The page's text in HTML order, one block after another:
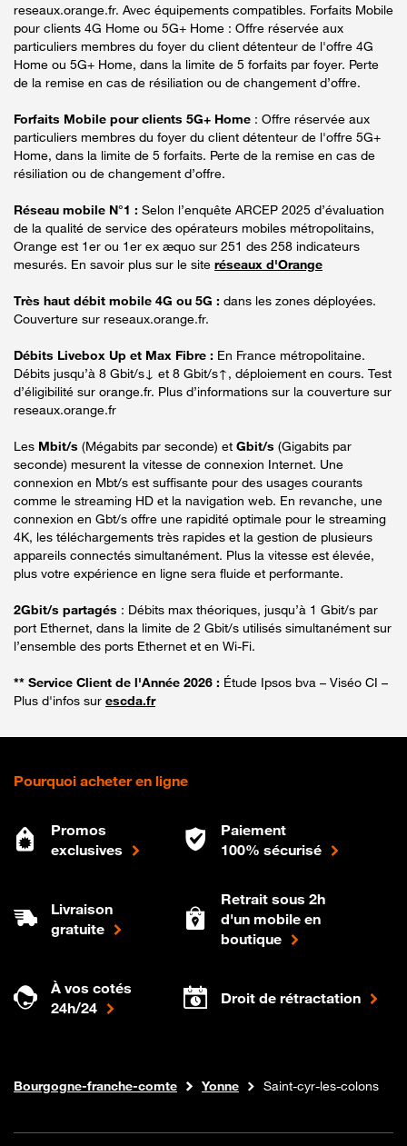
reseaux.orange.fr. Avec équipements compatibles. Forfaits Mobile
pour clients 4G Home ou 5G+ Home : Offre réservée aux
particuliers membres du foyer du client détenteur de l'offre 4G
Home ou 5G+ Home, dans la limite de 5 forfaits par foyer. Perte
de la remise en cas de résiliation ou de changement d’offre.
Forfaits Mobile pour clients 5G+ Home : Offre réservée aux
particuliers membres du foyer du client détenteur de l'offre 5G+
Home, dans la limite de 5 forfaits. Perte de la remise en cas de
résiliation ou de changement d’offre.
Réseau mobile N°1 : Selon l’enquête ARCEP 2025 d’évaluation
de la qualité de service des opérateurs mobiles métropolitains,
Orange est 1er ou 1er ex æquo sur 251 des 258 indicateurs
mesurés. En savoir plus sur le site réseaux d'Orange
Très haut débit mobile 4G ou 5G : dans les zones déployées.
Couverture sur reseaux.orange.fr.
Débits Livebox Up et Max Fibre : En France métropolitaine.
Débits jusqu’à 8 Gbit/s↓ et 8 Gbit/s↑, déploiement en cours. Test
d’éligibilité sur orange.fr. Plus d’informations sur la couverture sur
reseaux.orange.fr
Les Mbit/s (Mégabits par seconde) et Gbit/s (Gigabits par
seconde) mesurent la vitesse de connexion Internet. Une
connexion en Mbt/s est suffisante pour des usages courants
comme le streaming HD et la navigation web. En revanche, une
connexion en Gbt/s offre une rapidité optimale pour le streaming
4K, les téléchargements très rapides et la gestion de plusieurs
appareils connectés simultanément. Plus la vitesse est élevée,
plus votre expérience en ligne sera fluide et performante.
2Gbit/s partagés : Débits max théoriques, jusqu’à 1 Gbit/s par
port Ethernet, dans la limite de 2 Gbit/s utilisés simultanément sur
l’ensemble des ports Ethernet et en Wi-Fi.
** Service Client de l'Année 2026 : Étude Ipsos bva – Viséo CI –
Plus d'infos sur escda.fr
Pourquoi acheter en ligne
Promos
exclusives
Paiement
100% sécurisé
Livraison
gratuite
Retrait sous 2h
d'un mobile en
boutique
À vos cotés
24h/24
Droit de rétractation
Boutique Orange
Internet fibre
Bourgogne-franche-comte Yonne Saint-cyr-les-colons